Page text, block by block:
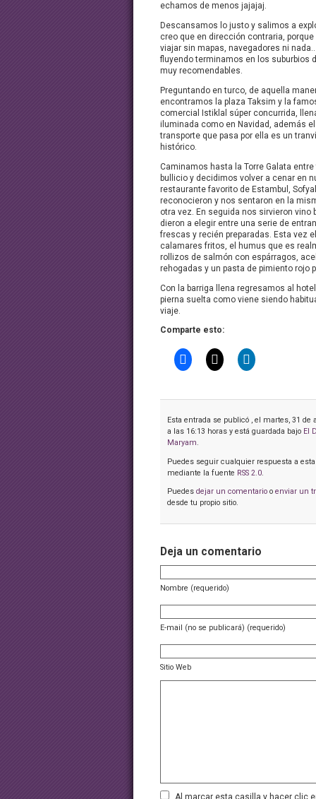
echamos de menos jajajaj.
Descansamos lo justo y salimos a
creo que en dirección contraria,
viajar sin mapas, navegadores ni
fluyendo terminamos en los suburbios
muy recomendables.
Preguntando en turco, de aquella
encontramos la plaza Taksim y la
comercial Istiklal súper concurrida,
iluminada como en Navidad, además
transporte que pasa por ella es un
histórico.
Caminamos hasta la Torre Galata
bullicio y decidimos volver a cenar en
restaurante favorito de Estambul,
reconocieron y nos sentaron en la
otra vez. En seguida nos sirvieron vino
dieron a elegir entre una serie de
frescas y recién preparadas. Esta vez
calamares fritos, el humus que es
rollizos de salmón con espárragos,
rehogadas y un pasta de pimiento rojo
Con la barriga llena regresamos al
pierna suelta como viene siendo
viaje.
Comparte esto:
Esta entrada se publicó , el martes, 31 de
a las 16:13 horas y está guardada bajo El
Maryam.
Puedes seguir cualquier respuesta a
mediante la fuente RSS 2.0
Puedes dejar un comentario o enviar un
desde tu propio sitio.
Deja un comentario
Nombre (requerido)
E-mail (no se publicará) (requerido)
Sitio Web
Al marcar esta casilla y hacer clic